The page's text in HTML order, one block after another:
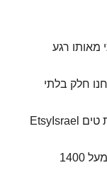
מאותו רגע
חלק בלתי
וזו בעצם היתה המטרה לשמה הקמתי את טים EtsyIsrael
שיראו שאנחנו קיימים, שאנחנו כח, ואכן, מעל 1400